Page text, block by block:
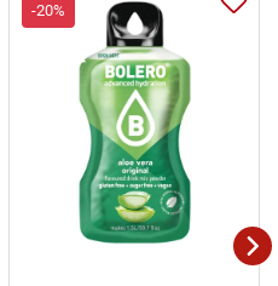
-20%